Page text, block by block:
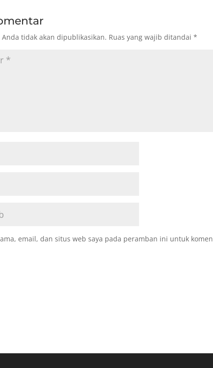
tidak akan dipublikasikan. Ruas yang wajib ditandai*
email, dan situs web saya pada peramban ini untuk